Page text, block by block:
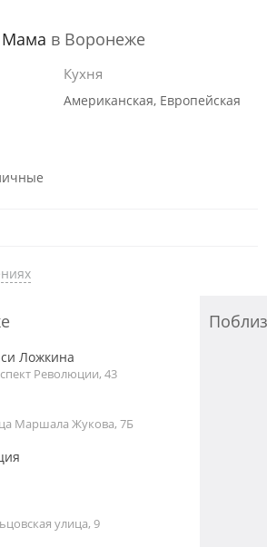
в Воронеже
Кухня
Американская, Европейская
Ложкина
Революции, 43
Маршала Жукова, 7Б
улица, 9